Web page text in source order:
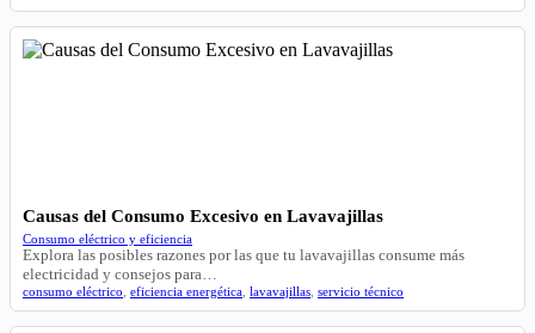
Causas del Consumo Excesivo en Lavavajillas
Consumo eléctrico y eficiencia
Explora las posibles razones por las que tu lavavajillas consume más
electricidad y consejos para…
consumo eléctrico eficiencia energética lavavajillas servicio técnico